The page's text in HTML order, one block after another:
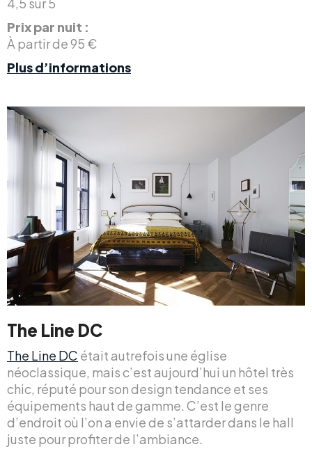
4,5 sur 5
Prix par nuit :
À partir de 95 €
Plus d’informations
The Line DC
The Line DC était autrefois une église
néoclassique, mais c’est aujourd’hui un hôtel très
chic, réputé pour son design tendance et ses
équipements haut de gamme. C’est le genre
d’endroit où l’on a envie de s’attarder dans le hall
juste pour profiter de l’ambiance.